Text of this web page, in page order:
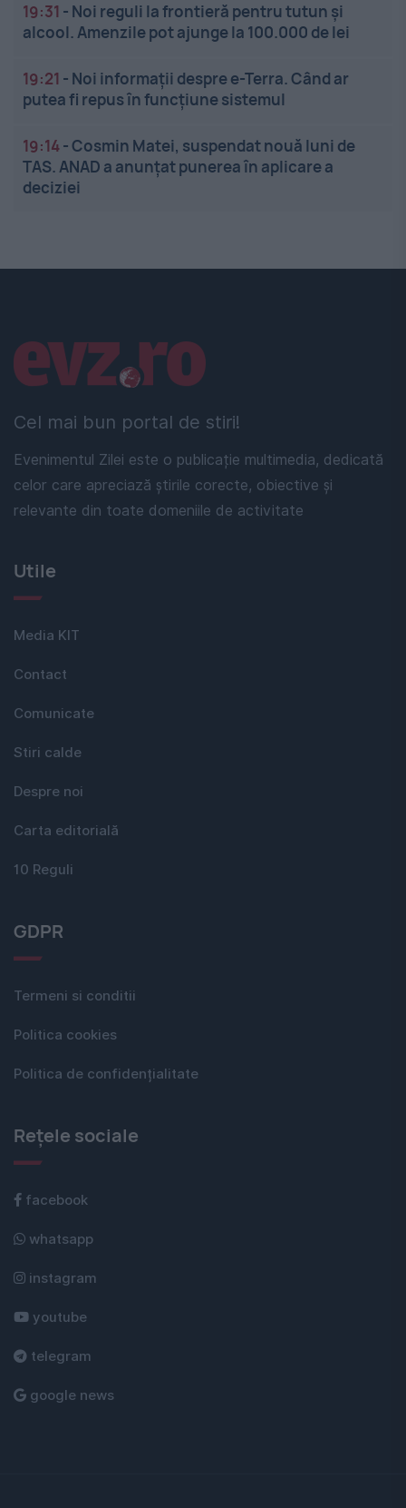
19:31 - Noi reguli la frontieră pentru tutun și
alcool. Amenzile pot ajunge la 100.000 de lei
19:21 - Noi informații despre e-Terra. Când ar
putea fi repus în funcțiune sistemul
19:14-Cosmin Matei, suspendat nouă luni de
TAS. ANAD a anunțat punerea în aplicare a
deciziei
Cel mai bun portal de stiri!
Evenimentul Zilei este o publicație multimedia, dedicată
celor care apreciază știrile corecte, obiective și
relevante din toate domeniile de activitate
Linkuri utile
Utile
Media KIT
Contact
Comunicate
Stiri calde
Despre noi
Carta editorială
10 Reguli
GDPR
Termeni si conditii
Politica cookies
Politica de confidențialitate
Rețele sociale
facebook
whatsapp
instagram
youtube
telegram
google news